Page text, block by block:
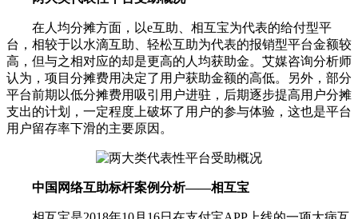
在人均分摊方面，以e互助、相互宝为代表的给付型平
台，相较于以水滴互助、轻松互助为代表的报销型平台金额较
高，但与之相对应的却是更高的人均获助金。艾媒咨询分析师
认为，项目分摊费用决定了用户获助金额的高低。另外，部分
平台前期以低分摊费用吸引用户进驻，后期逐步提高用户分摊
支出的计划，一定程度上破坏了用户的参与体验，这也是平台
用户留存率下滑的主要原因。
中国网络互助标杆案例分析——相互宝